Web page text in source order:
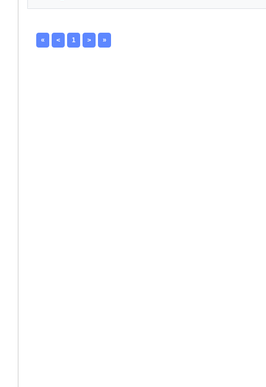
« < 1 > »